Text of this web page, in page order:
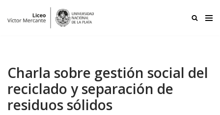
Charla sobre gestión social del
reciclado y separación de
residuos sólidos